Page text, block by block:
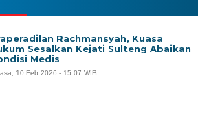
Rachmansyah, Kuasa
Sesalkan Kejati Sulteng Abaikan
Medis
10 Feb 2026 - 15:07 WIB